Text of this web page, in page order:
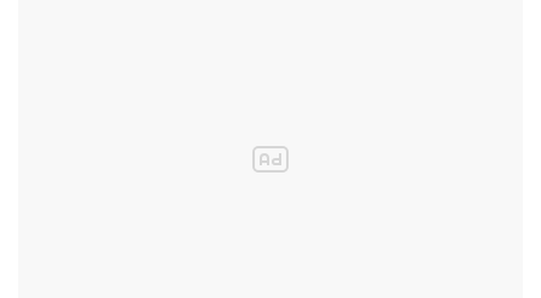
pic.twitter.com/ujCCI3CMW9